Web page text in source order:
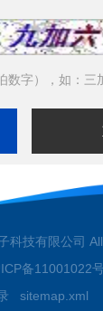
数字），如：三
科技有限公司
备11001022
sitemap.xml